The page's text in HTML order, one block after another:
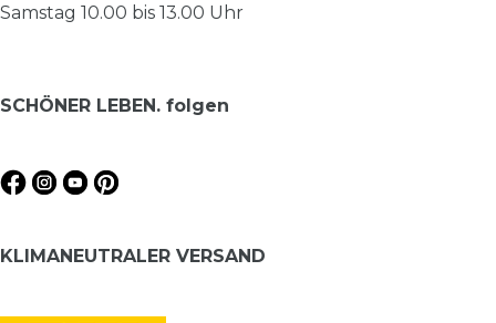
Samstag 10.00 bis 13.00 Uhr
SCHÖNER LEBEN. folgen
KLIMANEUTRALER VERSAND